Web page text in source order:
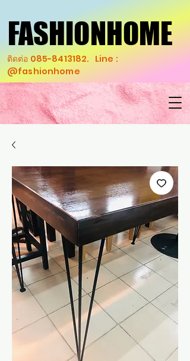
FASHIONHOME
FASHIONHOME
ติดต่อ 085-8413182. Line :
@fashionhome